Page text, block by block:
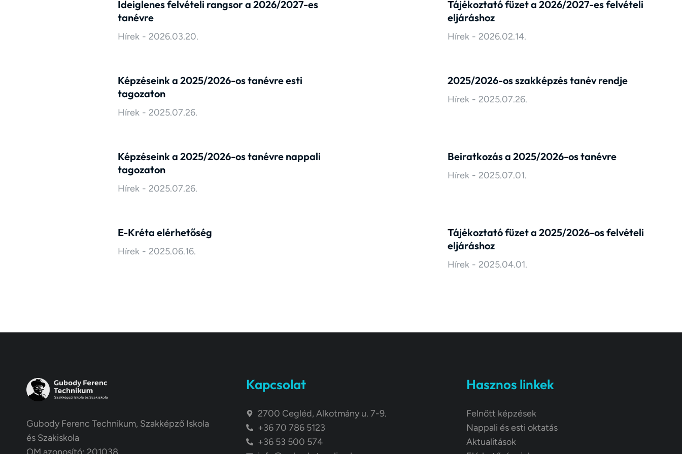
Ideiglenes felvételi rangsor a 2026/2027-es
tanévre
Hírek 2026.03.20.
Tájékoztató füzet a 2026/2027-es felvételi
eljáráshoz
Hírek 2026.02.14.
Képzéseink a 2025/2026-os tanévre esti
tagozaton
Hírek 2025.07.26.
2025/2026-os szakképzés tanév rendje
Hírek 2025.07.26.
Képzéseink a 2025/2026-os tanévre nappali
tagozaton
Hírek 2025.07.26.
Beiratkozás a 2025/2026-os tanévre
Hírek 2025.07.01.
E-Kréta elérhetőség
Hírek 2025.06.16.
Tájékoztató füzet a 2025/2026-os felvételi
eljáráshoz
Hírek 2025.04.01.
Gubody Ferenc Technikum, Szakképző Iskola
és Szakiskola
Kapcsolat
2700 Cegléd, Alkotmány u. 7-9.
+36 70 786 5123
+36 53 500 574
Hasznos linkek
Felnőtt képzések
Nappali és esti oktatás
Aktualitások